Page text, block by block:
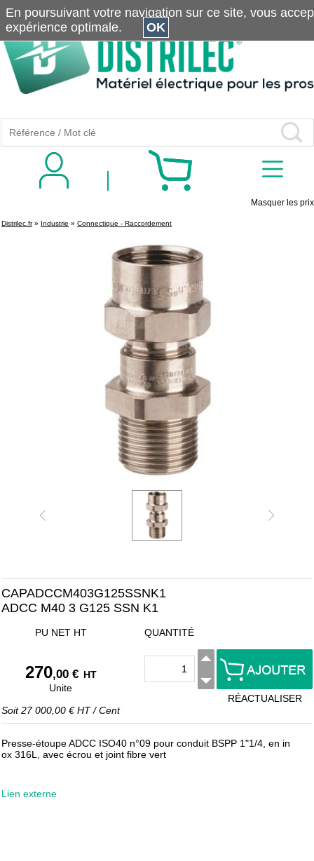
Masquer les prix
Distrilec.fr» Industrie » Connectique - Raccordement
CAPADCCM403G125SSNK1
ADCC M40 3 G125 SSN K1
PU NET HT
270,00 € HT
Unite
Soit27 000,00 € HT/Cent
QUANTITÉ
RÉACTUALISER
Presse-étoupe ADCC ISO40 n°09 pour conduit BSPP 1"1/4, en in
ox 316L, avec écrou et joint fibre vert
Lien externe
En poursuivant votre navigation sur ce site, vous
expérience optimale.
OK